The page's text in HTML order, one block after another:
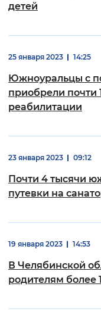
детей
25 января 2023 14:25
Южноуральцы с
приобрели почти
реабилитации
23 января 2023 09:12
Почти 4 тысячи
путевки на
19 января 2023 14:53
В Челябинской
родителям более